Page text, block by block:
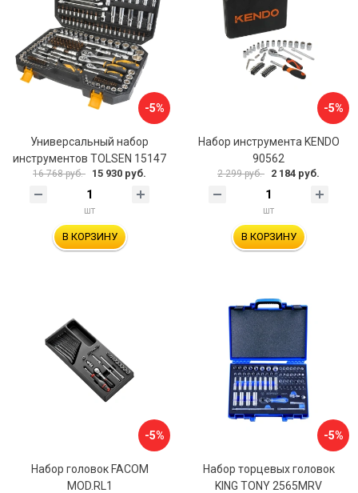
-5%
Универсальный набор
инструментов TOLSEN 15147
16 768 руб. 15 930 руб.
шт
В КОРЗИНУ
-5%
Набор инструмента KENDO
90562
2 299 руб. 2 184 руб.
шт
В КОРЗИНУ
-5%
Набор головок FACOM
MOD.RL1
-5%
Набор торцевых головок
KING TONY 2565MRV